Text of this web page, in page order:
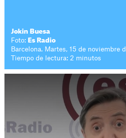
Jokin Buesa
Foto: Es Radio
Barcelona. Martes, 15 de noviembre
Tiempo de lectura: 2 minutos